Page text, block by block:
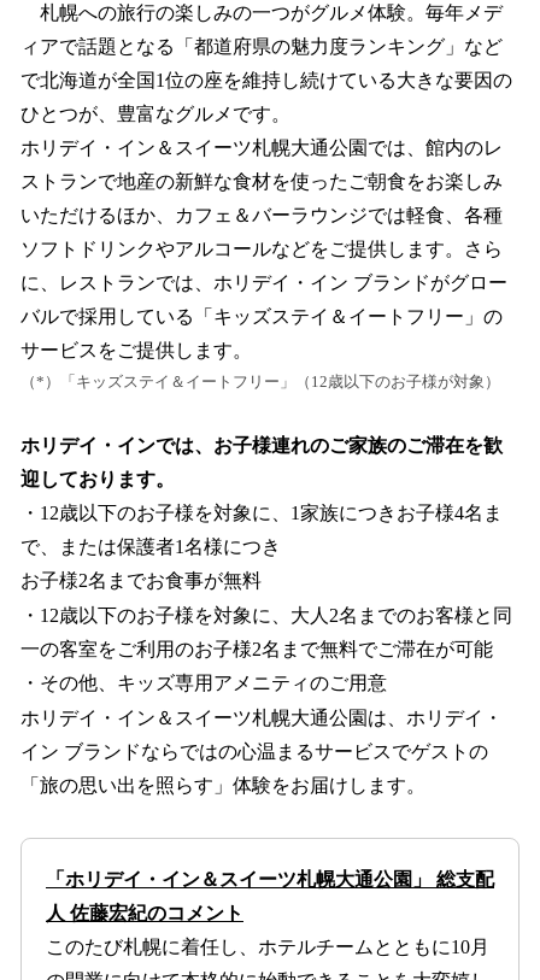
札幌への旅行の楽しみの一つがグルメ体験。毎年メデ
ィアで話題となる「都道府県の魅力度ランキング」など
で北海道が全国1位の座を維持し続けている大きな要因の
ひとつが、豊富なグルメです。
ホリデイ・イン＆スイーツ札幌大通公園では、館内のレ
ストランで地産の新鮮な食材を使ったご朝食をお楽しみ
いただけるほか、カフェ＆バーラウンジでは軽食、各種
ソフトドリンクやアルコールなどをご提供します。さら
に、レストランでは、ホリデイ・イン ブランドがグロー
バルで採用している「キッズステイ＆イートフリー」の
サービスをご提供します。
（*）「キッズステイ＆イートフリー」（12歳以下のお子様が対象）
ホリデイ・インでは、お子様連れのご家族のご滞在を歓
迎しております。
・12歳以下のお子様を対象に、1家族につきお子様4名ま
で、または保護者1名様につき
お子様2名までお食事が無料
・12歳以下のお子様を対象に、大人2名までのお客様と同
一の客室をご利用のお子様2名まで無料でご滞在が可能
・その他、キッズ専用アメニティのご用意
ホリデイ・イン＆スイーツ札幌大通公園は、ホリデイ・
イン ブランドならではの心温まるサービスでゲストの
「旅の思い出を照らす」体験をお届けします。
「ホリデイ・イン＆スイーツ札幌大通公園」 総支配
人 佐藤宏紀のコメント
このたび札幌に着任し、ホテルチームとともに10月